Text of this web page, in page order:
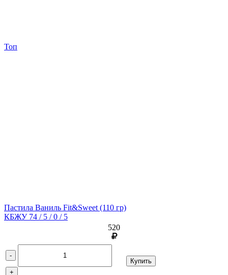
Топ
Пастила Ваниль Fit&Sweet (110 гр)
КБЖУ 74 / 5 / 0 / 5
520
-
+
Купить